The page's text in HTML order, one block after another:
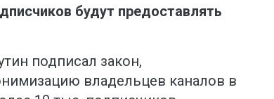
будут предоставлять
подписал закон,
владельцев каналов в